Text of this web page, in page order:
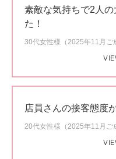
素敵な気持ちで2人
た！
30代女性様（2025年11月ご
店員さんの接客態度
20代女性様（2025年11月ご